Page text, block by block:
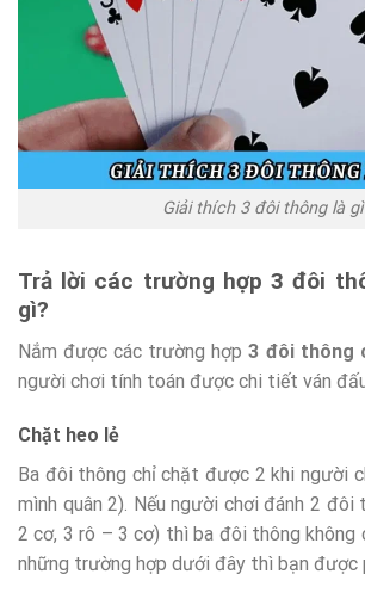
Giải thích 3 đôi thông là
Trả lời các trường hợp 3 đôi
gì?
Nắm được các trường hợp3 đôi thông
người chơi tính toán được chi tiết ván đấu
Chặt heo lẻ
Ba đôi thông chỉ chặt được 2 khi người
mình quân 2). Nếu người chơi đánh 2
2 cơ, 3 rô – 3 cơ) thì ba đôi thông không
những trường hợp dưới đây thì bạn được